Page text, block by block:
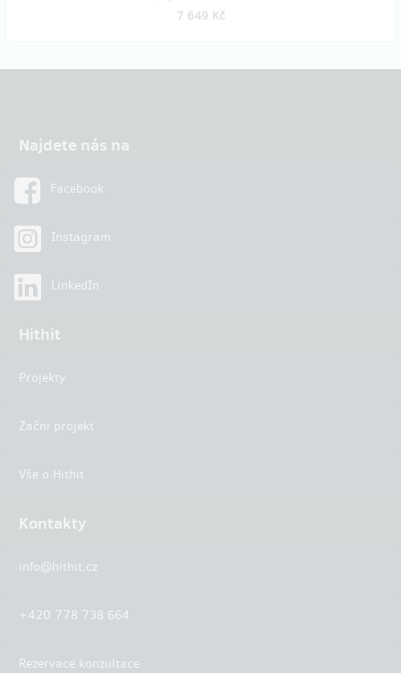
7 649 Kč
Najdete nás na
Facebook
Instagram
LinkedIn
Hithit
Projekty
Začni projekt
Vše o Hithit
Kontakty
info@hithit.cz
+420 778 738 664
Rezervace konzultace